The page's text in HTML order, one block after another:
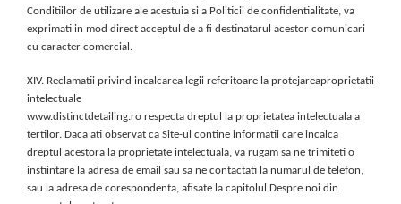
Conditiilor de utilizare ale acestuia si a Politicii de confidentialitate, va
exprimati in mod direct acceptul de a fi destinatarul acestor comunicari
cu caracter comercial.
XIV. Reclamatii privind incalcarea legii referitoare la protejareaproprietatii
intelectuale
www.distinctdetailing.ro respecta dreptul la proprietatea intelectuala a
tertilor. Daca ati observat ca Site-ul contine informatii care incalca
dreptul acestora la proprietate intelectuala, va rugam sa ne trimiteti o
instiintare la adresa de email sau sa ne contactati la numarul de telefon,
sau la adresa de corespondenta, afisate la capitolul Despre noi din